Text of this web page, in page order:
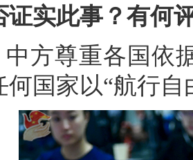
证实此事？有何
中方尊重各国依
何国家以“航行